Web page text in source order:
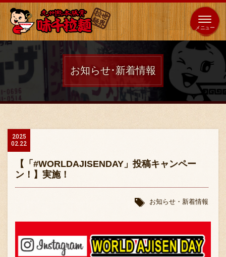
全国
展開 海外 653 店 64 店
ホーム
店舗案内
お知らせ･新着情報
2025
02.22
【「#WORLDAJISENDAY」投稿キャンペー
ン！】実施！
お知らせ・新着情報